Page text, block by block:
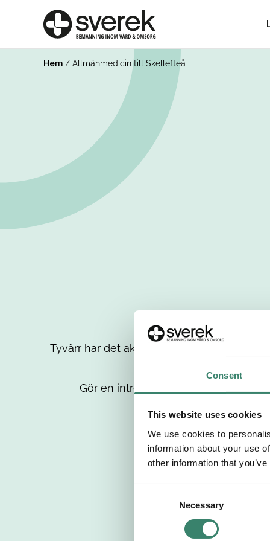
Consent
This website uses cookies
We use cookies to
information about your use
other information that
Necessary
Hem / Allmänmedicin till Skellefteå
Tyvärr har det aktuella jobbet tagits bort
Gör en intresseanmälan så